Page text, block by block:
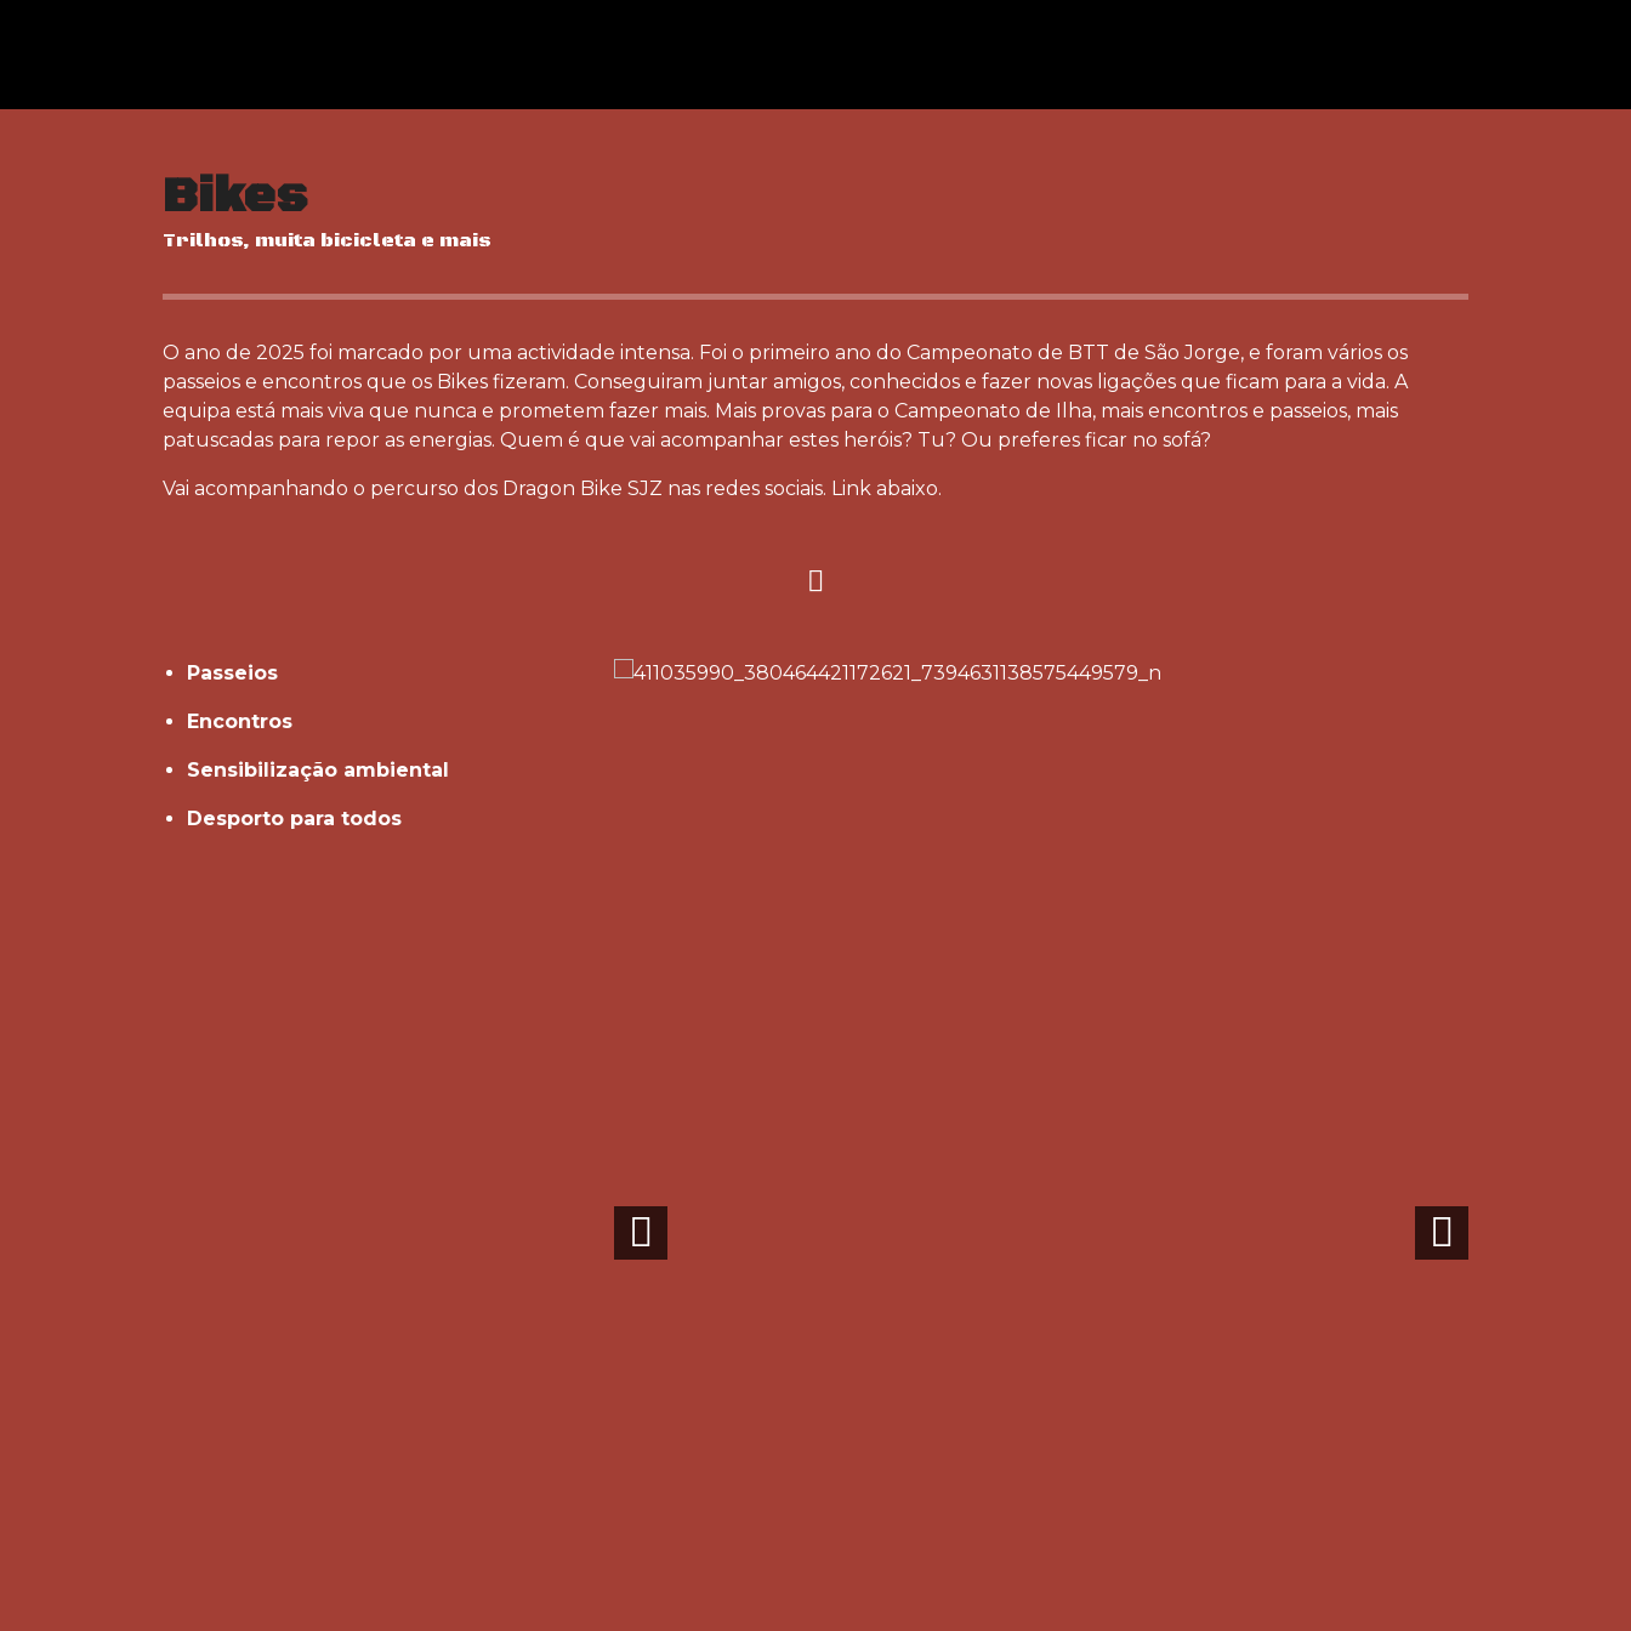
Bikes
Trilhos, muita bicicleta e mais
O ano de 2025 foi marcado por uma actividade intensa. Foi o primeiro ano do Campeonato de BTT de São Jorge, e foram vários os
passeios e encontros que os Bikes fizeram. Conseguiram juntar amigos, conhecidos e fazer novas ligações que ficam para a vida. A
equipa está mais viva que nunca e prometem fazer mais. Mais provas para o Campeonato de Ilha, mais encontros e passeios, mais
patuscadas para repor as energias. Quem é que vai acompanhar estes heróis? Tu? Ou preferes ficar no sofá?
Vai acompanhando o percurso dos Dragon Bike SJZ nas redes sociais. Link abaixo.
Passeios
Encontros
Sensibilização ambiental
Desporto para todos